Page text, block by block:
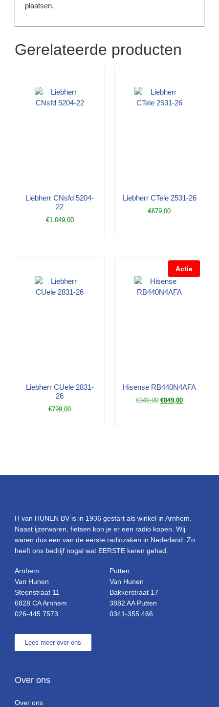
plaatsen.
Gerelateerde producten
Liebherr CNsfd 5204-
22
€1.049,00
Liebherr CTele 2531-26
€679,00
Liebherr CUele 2831-
26
€799,00
Actie
Hisense RB440N4AFA
€949,00 €849,00
H van HUNEN BV is in 1936 gestart als winkel in Arnhem.
Naast ijzerwaren, fietsen kon je er een radio kopen. Wij
waren dus een van de eerste radiozaken in Nederland. Zo
heeft ons bedrijf nogal wat EERSTE keren gehad.
Arnhem:
Van Hunen
Steenstraat 11
6828 CA Arnhem
026-445 7573
Putten:
Van Hunen
Bakkerstraat 17
3882 AA Putten
0341-355 466
Lees meer over ons
Over ons
Over ons